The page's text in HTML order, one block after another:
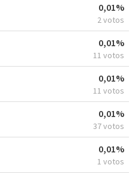
0,01%
2 votos
0,01%
11 votos
0,01%
11 votos
0,01%
37 votos
0,01%
1 votos